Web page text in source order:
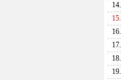
14.
15.
16.
17.
18.
19.